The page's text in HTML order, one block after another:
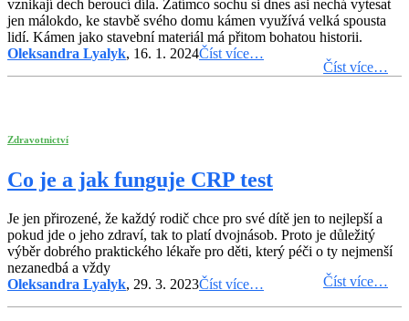
vznikají dech beroucí díla. Zatímco sochu si dnes asi nechá vytesat
jen málokdo, ke stavbě svého domu kámen využívá velká spousta
lidí. Kámen jako stavební materiál má přitom bohatou historii.
Číst více…
Oleksandra Lyalyk, 16. 1. 2024Číst více…
Zdravotnictví
Co je a jak funguje CRP test
Je jen přirozené, že každý rodič chce pro své dítě jen to nejlepší a
pokud jde o jeho zdraví, tak to platí dvojnásob. Proto je důležitý
výběr dobrého praktického lékaře pro děti, který péči o ty nejmenší
nezanedbá a vždy
Číst více…
Oleksandra Lyalyk, 29. 3. 2023Číst více…